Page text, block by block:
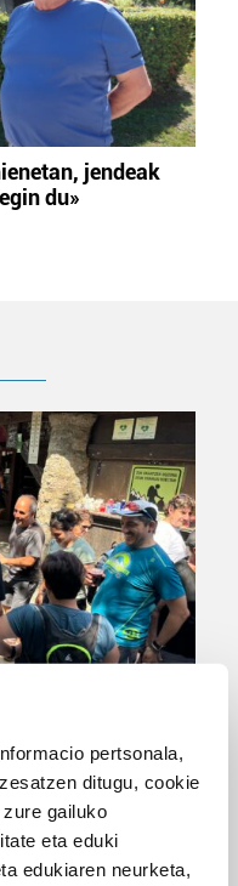
pertsonala,
ditugu, cookie
gailuko
eta eduki
edukiaren neurketa,
jendeak
du»